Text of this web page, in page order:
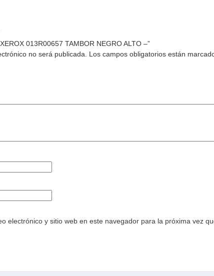
013R00657 TAMBOR NEGRO ALTO –”
no será publicada.
Los campos obligatorios están
electrónico y sitio web en este navegador para la próxima vez